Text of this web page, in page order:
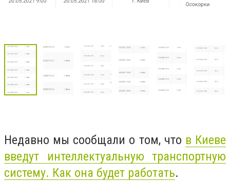
Недавно мы сообщали о том, что в Киеве
введут интеллектуальную транспортную
систему. Как она будет работать.